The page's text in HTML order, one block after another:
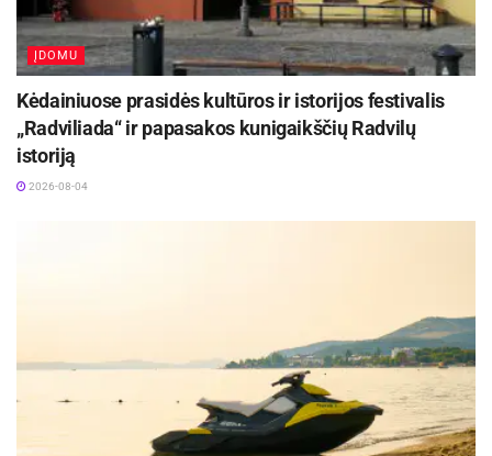
ĮDOMU
Kėdainiuose prasidės kultūros ir istorijos festivalis
„Radviliada“ ir papasakos kunigaikščių Radvilų
istoriją
2026-08-04